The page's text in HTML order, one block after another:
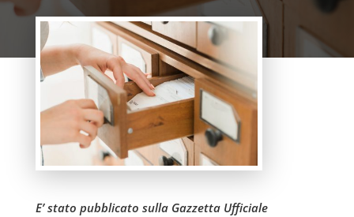
E’ stato pubblicato sulla Gazzetta Ufficiale